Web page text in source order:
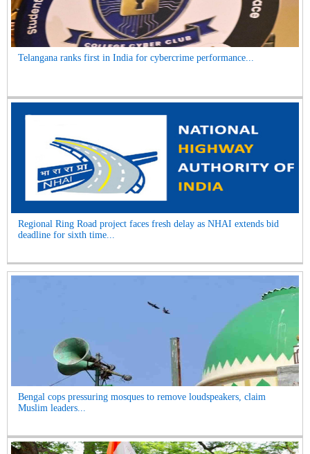
Telangana ranks first in India for cybercrime performance...
Regional Ring Road project faces fresh delay as NHAI extends bid
deadline for sixth time...
Bengal cops pressuring mosques to remove loudspeakers, claim
Muslim leaders...